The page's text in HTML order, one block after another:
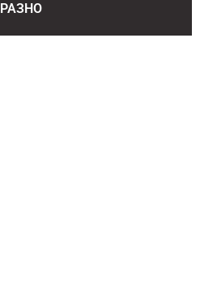
РАЗНО